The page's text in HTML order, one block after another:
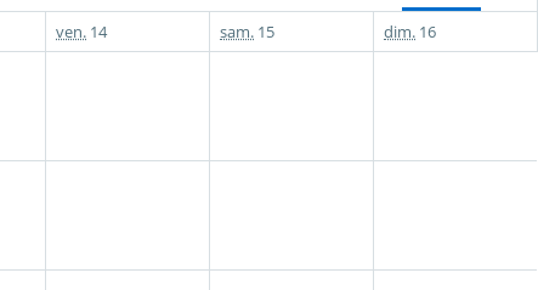
ven. 14 sam. 15 dim. 16